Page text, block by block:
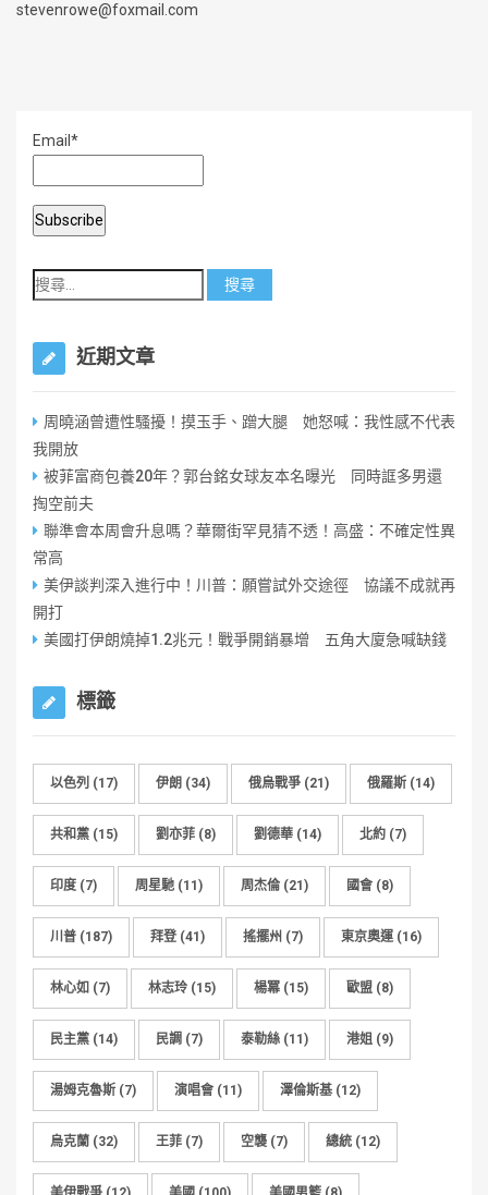
stevenrowe@foxmail.com
Email*
近期文章
周曉涵曾遭性騷擾！摸玉手、蹭大腿 她怒喊：我性感不代表
我開放
被菲富商包養20年？郭台銘女球友本名曝光 同時誆多男還
掏空前夫
聯準會本周會升息嗎？華爾街罕見猜不透！高盛：不確定性異
常高
美伊談判深入進行中！川普：願嘗試外交途徑 協議不成就再
開打
美國打伊朗燒掉1.2兆元！戰爭開銷暴增 五角大廈急喊缺錢
標籤
以色列 (17) 伊朗 (34) 俄烏戰爭 (21) 俄羅斯 (14)
共和黨 (15) 劉亦菲 (8) 劉德華 (14) 北約 (7)
印度 (7) 周星馳 (11) 周杰倫 (21) 國會 (8)
川普 (187) 拜登 (41) 搖擺州 (7) 東京奧運(16)
林心如 (7) 林志玲 (15) 楊冪 (15) 歐盟 (8)
民主黨 (14) 民調 (7) 泰勒絲 (11) 港姐 (9)
湯姆克魯斯 (7) 演唱會 (11) 澤倫斯基 (12)
烏克蘭 (32) 王菲 (7) 空襲 (7) 總統 (12)